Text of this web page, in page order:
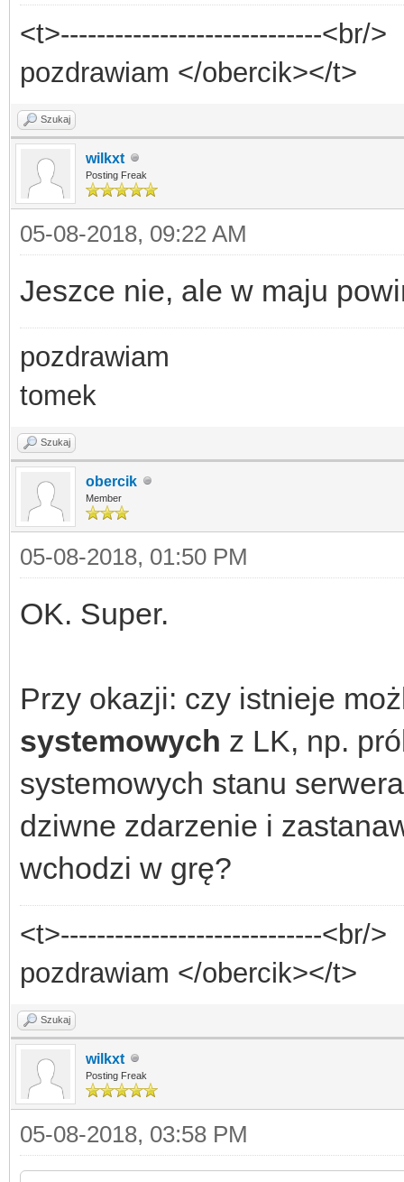
<t>-----------------------------<br/>
pozdrawiam </obercik></t>
Szukaj
wilkxt
Posting Freak
05-08-2018, 09:22 AM
Jeszce nie, ale w maju
pozdrawiam
tomek
Szukaj
obercik
Member
05-08-2018, 01:50 PM
OK. Super.
Przy okazji: czy istnieje
systemowych z LK, np.
systemowych stanu
dziwne zdarzenie i
wchodzi w grę?
<t>-----------------------------<br/>
pozdrawiam </obercik></t>
Szukaj
wilkxt
Posting Freak
05-08-2018, 03:58 PM